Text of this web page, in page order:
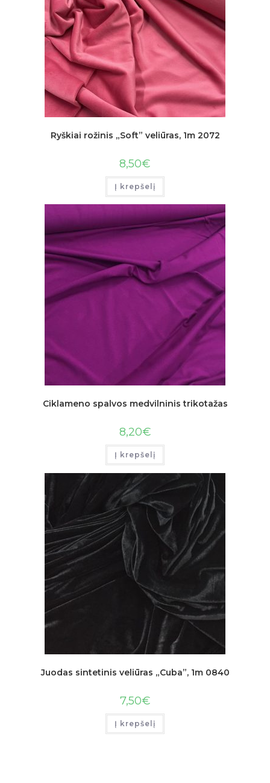
Ryškiai rožinis „Soft” veliūras, 1m 2072
8,50€
Į krepšelį
Ciklameno spalvos medvilninis trikotažas
8,20€
Į krepšelį
Juodas sintetinis veliūras „Cuba”, 1m 0840
7,50€
Į krepšelį